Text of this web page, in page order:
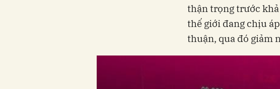
thận trọng trước
thế giới đang chịu
thuận, qua đó giảm